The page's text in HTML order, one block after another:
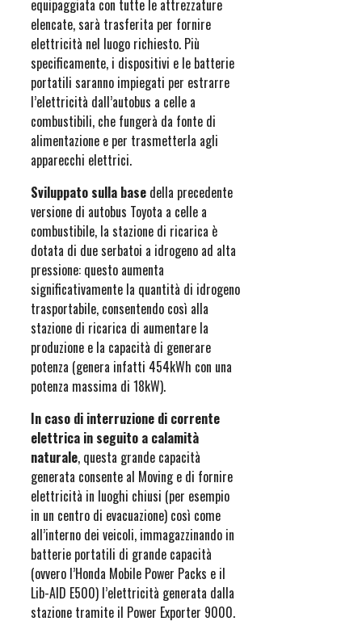
equipaggiata con tutte le attrezzature
elencate, sarà trasferita per fornire
elettricità nel luogo richiesto. Più
specificamente, i dispositivi e le batterie
portatili saranno impiegati per estrarre
l’elettricità dall’autobus a celle a
combustibili, che fungerà da fonte di
alimentazione e per trasmetterla agli
apparecchi elettrici.
Sviluppato sulla base della precedente
versione di autobus Toyota a celle a
combustibile, la stazione di ricarica è
dotata di due serbatoi a idrogeno ad alta
pressione: questo aumenta
significativamente la quantità di idrogeno
trasportabile, consentendo così alla
stazione di ricarica di aumentare la
produzione e la capacità di generare
potenza (genera infatti 454kWh con una
potenza massima di 18kW).
In caso di interruzione di corrente
elettrica in seguito a calamità
naturale, questa grande capacità
generata consente al Moving e di fornire
elettricità in luoghi chiusi (per esempio
in un centro di evacuazione) così come
all’interno dei veicoli, immagazzinando in
batterie portatili di grande capacità
(ovvero l’Honda Mobile Power Packs e il
Lib-AID E500) l’elettricità generata dalla
stazione tramite il Power Exporter 9000.